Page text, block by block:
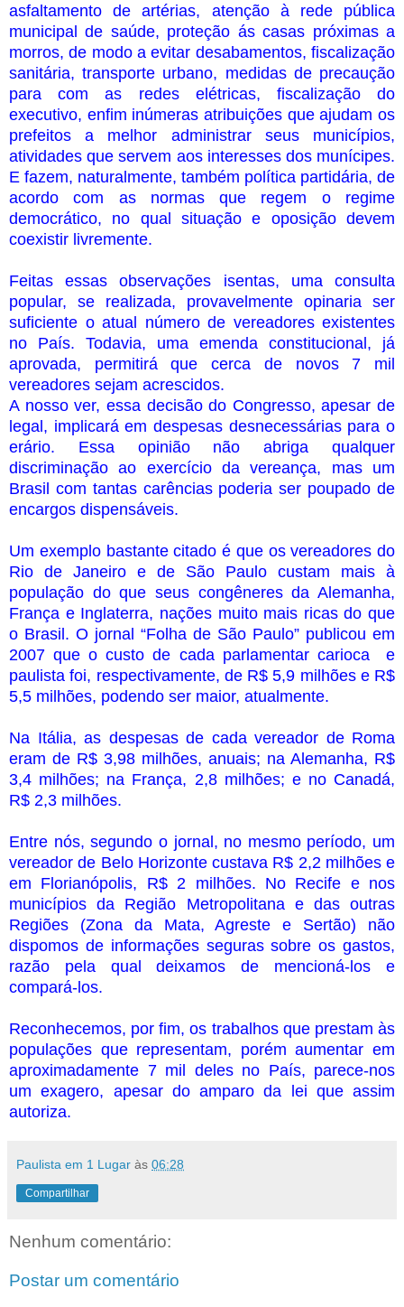
asfaltamento de artérias, atenção à rede pública
municipal de saúde, proteção ás casas próximas a
morros, de modo a evitar desabamentos, fiscalização
sanitária, transporte urbano, medidas de precaução
para com as redes elétricas, fiscalização do
executivo, enfim inúmeras atribuições que ajudam os
prefeitos a melhor administrar seus municípios,
atividades que servem aos interesses dos munícipes.
E fazem, naturalmente, também política partidária, de
acordo com as normas que regem o regime
democrático, no qual situação e oposição devem
coexistir livremente.
Feitas essas observações isentas, uma consulta
popular, se realizada, provavelmente opinaria ser
suficiente o atual número de vereadores existentes
no País. Todavia, uma emenda constitucional, já
aprovada, permitirá que cerca de novos 7 mil
vereadores sejam acrescidos.
A nosso ver, essa decisão do Congresso, apesar de
legal, implicará em despesas desnecessárias para o
erário. Essa opinião não abriga qualquer
discriminação ao exercício da vereança, mas um
Brasil com tantas carências poderia ser poupado de
encargos dispensáveis.
Um exemplo bastante citado é que os vereadores do
Rio de Janeiro e de São Paulo custam mais à
população do que seus congêneres da Alemanha,
França e Inglaterra, nações muito mais ricas do que
o Brasil. O jornal “Folha de São Paulo” publicou em
2007 que o custo de cada parlamentar carioca e
paulista foi, respectivamente, de R$ 5,9 milhões e R$
5,5 milhões, podendo ser maior, atualmente.
Na Itália, as despesas de cada vereador de Roma
eram de R$ 3,98 milhões, anuais; na Alemanha, R$
3,4 milhões; na França, 2,8 milhões; e no Canadá,
R$ 2,3 milhões.
Entre nós, segundo o jornal, no mesmo período, um
vereador de Belo Horizonte custava R$ 2,2 milhões e
em Florianópolis, R$ 2 milhões. No Recife e nos
municípios da Região Metropolitana e das outras
Regiões (Zona da Mata, Agreste e Sertão) não
dispomos de informações seguras sobre os gastos,
razão pela qual deixamos de mencioná-los e
compará-los.
Reconhecemos, por fim, os trabalhos que prestam às
populações que representam, porém aumentar em
aproximadamente 7 mil deles no País, parece-nos
um exagero, apesar do amparo da lei que assim
autoriza.
Paulista em 1 Lugar às 06:28
Compartilhar
Nenhum comentário:
Postar um comentário